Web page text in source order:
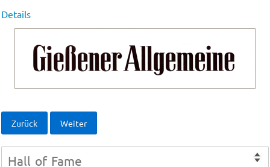
Details
Zurück Weiter
Hall of Fame